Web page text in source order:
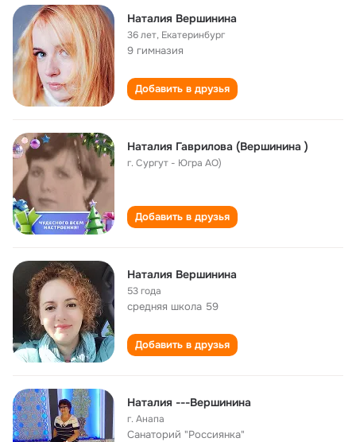
Наталия Вершинина
36 лет, Екатеринбург
9 гимназия
Добавить в друзья
Наталия Гаврилова (Вершинина )
г. Сургут - Югра АО)
Добавить в друзья
Наталия Вершинина
53 года
средняя школа 59
Добавить в друзья
Наталия ---Вершинина
г. Анапа
Санаторий "Россиянка"